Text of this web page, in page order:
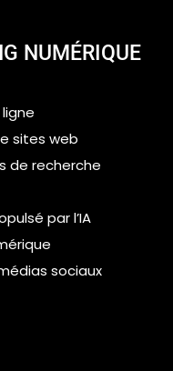
NUMÉRIQUE
sites web
de recherche
par l’IA
sociaux